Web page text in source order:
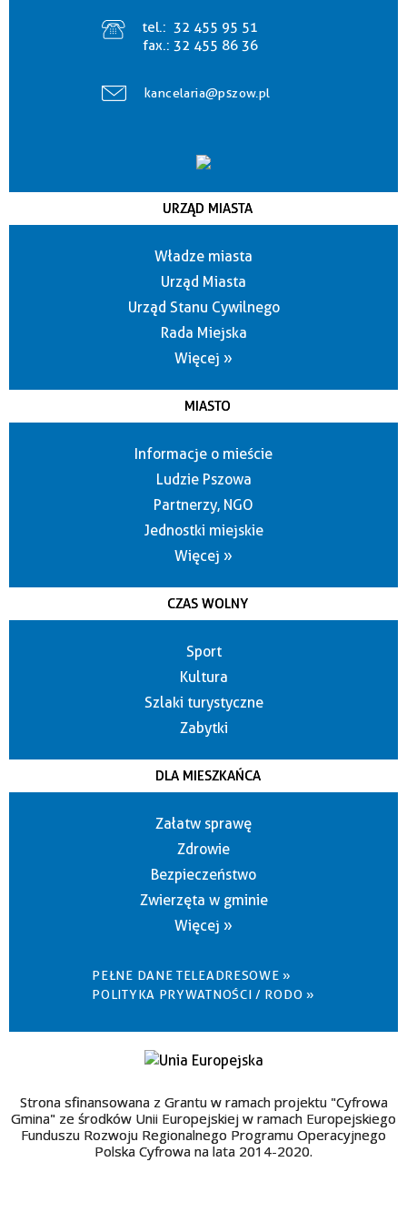
tel.: 32 455 95 51
fax.: 32 455 86 36
kancelaria@pszow.pl
URZĄD MIASTA
Władze miasta
Urząd Miasta
Urząd Stanu Cywilnego
Rada Miejska
Więcej »
MIASTO
Informacje o mieście
Ludzie Pszowa
Partnerzy, NGO
Jednostki miejskie
Więcej »
CZAS WOLNY
Sport
Kultura
Szlaki turystyczne
Zabytki
DLA MIESZKAŃCA
Załatw sprawę
Zdrowie
Bezpieczeństwo
Zwierzęta w gminie
Więcej »
PEŁNE DANE TELEADRESOWE »
POLITYKA PRYWATNOŚCI / RODO »
Strona sfinansowana z Grantu w ramach projektu "Cyfrowa
Gmina" ze środków Unii Europejskiej w ramach Europejskiego
Funduszu Rozwoju Regionalnego Programu Operacyjnego
Polska Cyfrowa na lata 2014-2020.